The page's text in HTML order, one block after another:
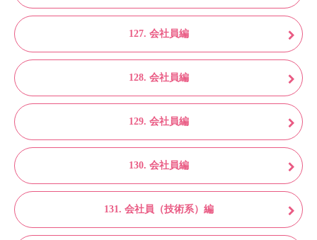
127. 会社員編
128. 会社員編
129. 会社員編
130. 会社員編
131. 会社員（技術系）編